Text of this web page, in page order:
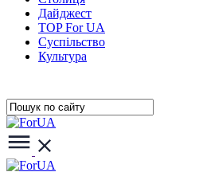
Дайджест
TOP For UA
Суспiльство
Культура